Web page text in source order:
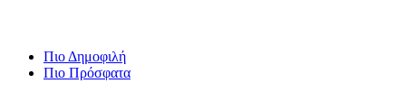
Πιο Δημοφιλή
Πιο Πρόσφατα